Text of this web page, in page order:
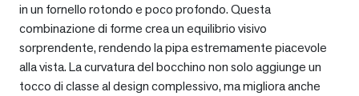
in un fornello rotondo e poco profondo. Questa
combinazione di forme crea un equilibrio visivo
sorprendente, rendendo la pipa estremamente piacevole
alla vista. La curvatura del bocchino non solo aggiunge un
tocco di classe al design complessivo, ma migliora anche